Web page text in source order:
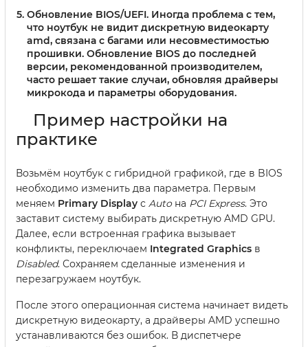
Обновление BIOS/UEFI. Иногда проблема с тем,
что ноутбук не видит дискретную видеокарту
amd, связана с багами или несовместимостью
прошивки. Обновление BIOS до последней
версии, рекомендованной производителем,
часто решает такие случаи, обновляя драйверы
микрокода и параметры оборудования.
Пример настройки на
практике
Возьмём ноутбук с гибридной графикой, где в BIOS
необходимо изменить два параметра. Первым
меняем Primary Display с Autoна PCI Express. Это
заставит систему выбирать дискретную AMD GPU.
Далее, если встроенная графика вызывает
конфликты, переключаем Integrated Graphics в
Disabled. Сохраняем сделанные изменения и
перезагружаем ноутбук.
После этого операционная система начинает видеть
дискретную видеокарту, а драйверы AMD успешно
устанавливаются без ошибок. В диспетчере